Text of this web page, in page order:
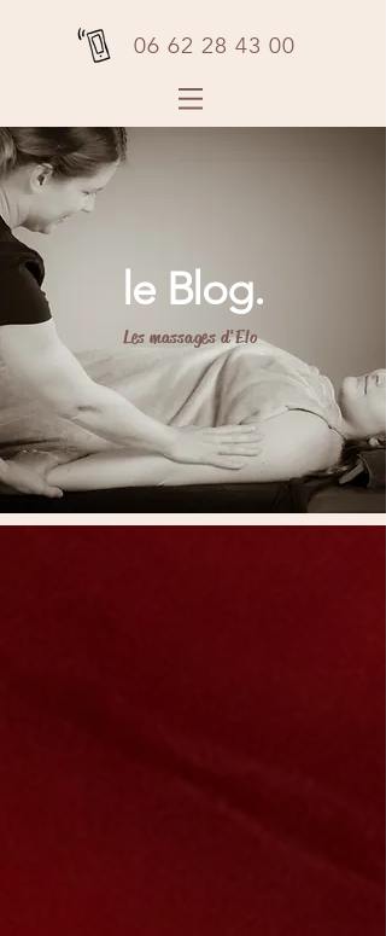
06 62 28 43 00
le Blog.
Les massages d'Elo